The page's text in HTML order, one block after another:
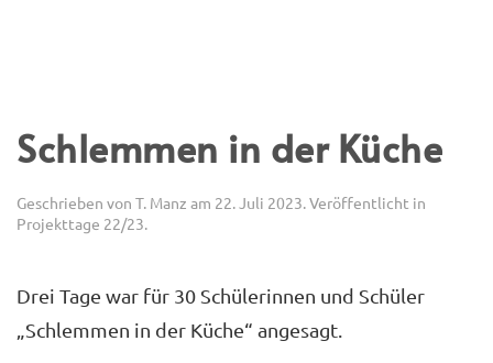
Schlemmen in der Küche
Geschrieben von T. Manz am 22. Juli 2023. Veröffentlicht in
Projekttage 22/23.
Drei Tage war für 30 Schülerinnen und Schüler
„Schlemmen in der Küche“ angesagt.